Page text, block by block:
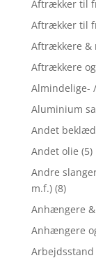
Aftrækker til
Aftrækker til
Aftrækkere &
Aftrækkere
Almindelige-
Aluminium
Andet
Andet olie (5)
Andre
m.f.) (8)
Anhængere
Anhængere